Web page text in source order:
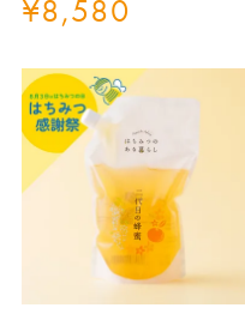
¥8,580